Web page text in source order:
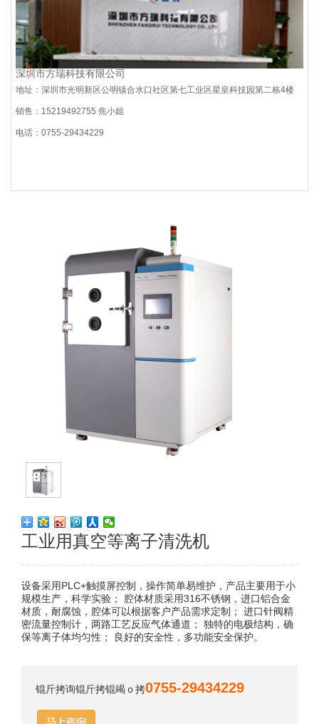
深圳市方瑞科技有限公司
地址：深圳市光明新区公明镇合水口社区第七工业区星皇科技园第二栋4楼
销售：15219492755 焦小姐
电话：0755-29434229
工业用真空等离子清洗机
设备采用PLC+触摸屏控制，操作简单易维护，产品主要用于小
规模生产，科学实验； 腔体材质采用316不锈钢，进口铝合金
材质，耐腐蚀，腔体可以根据客户产品需求定制； 进口针阀精
密流量控制计，两路工艺反应气体通道； 独特的电极结构，确
保等离子体均匀性； 良好的安全性，多功能安全保护。
锟斤拷询锟斤拷锟竭ｏ拷0755-29434229